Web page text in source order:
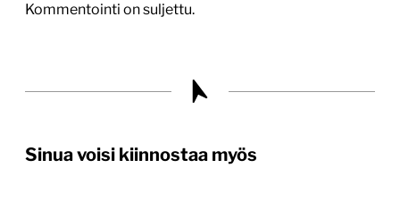
Kommentointi on suljettu.
Sinua voisi kiinnostaa myös